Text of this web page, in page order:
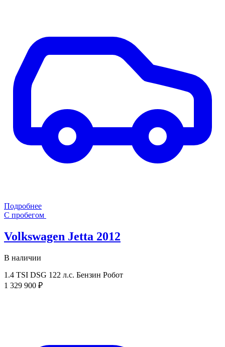
Подробнее
С пробегом
Volkswagen Jetta 2012
В наличии
1.4 TSI DSG 122 л.с. Бензин Робот
1 329 900 ₽